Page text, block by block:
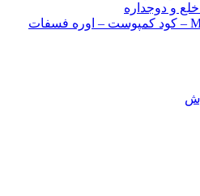
و دوجداره